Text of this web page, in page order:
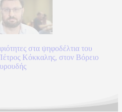
στα ψηφοδέλτια του
Κόκκαλης, στον Βόρειο